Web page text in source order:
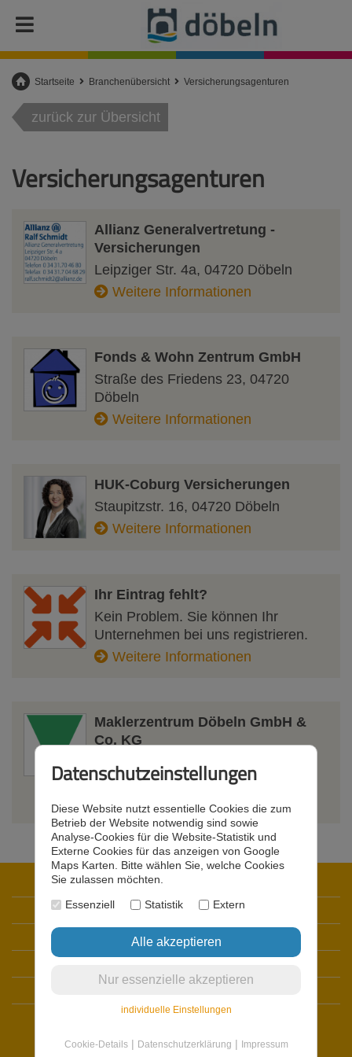
Startseite Branchenübersicht Versicherungsagenturen
zurück zur Übersicht
Versicherungsagenturen
Allianz Generalvertretung -
Versicherungen
Leipziger Str. 4a, 04720 Döbeln
Weitere Informationen
Fonds & Wohn Zentrum GmbH
Straße des Friedens 23, 04720
Döbeln
Weitere Informationen
HUK-Coburg Versicherungen
Staupitzstr. 16, 04720 Döbeln
Weitere Informationen
Ihr Eintrag fehlt?
Kein Problem. Sie können Ihr
Unternehmen bei uns registrieren.
Weitere Informationen
Maklerzentrum Döbeln GmbH &
Co. KG
Straße des Friedens 23
Döbeln
Weitere Informationen
Startseite
Datenschutz
Impressum
Login
Datenschutzeinstellungen
Diese Website nutzt essentielle Cookies die zum
Betrieb der Website notwendig sind sowie
Analyse-Cookies für die Website-Statistik und
Externe Cookies für das anzeigen von Google
Maps Karten. Bitte wählen Sie, welche Cookies
Sie zulassen möchten.
Essenziell
Statistik Extern
individuelle Einstellungen
Cookie-Details| Datenschutzerklärung | Impressum